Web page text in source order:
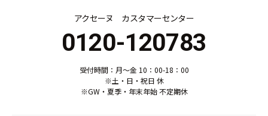
アクセーヌ カスタマーセンター
0120-120783
受付時間：月～金 10：00-18：00
※土・日・祝日 休
※GW・夏季・年末年始 不定期休